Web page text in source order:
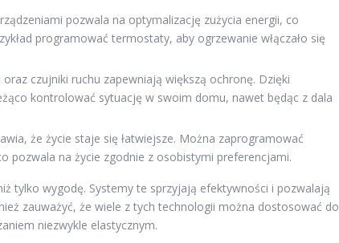
pozwala na optymalizację zużycia energii, co
programować termostaty, aby ogrzewanie włączało się
czujniki ruchu zapewniają większą ochronę. Dzięki
kontrolować sytuację w swoim domu, nawet będąc z dala
że życie staje się łatwiejsze. Można zaprogramować
pozwala na życie zgodnie z osobistymi preferencjami.
tylko wygodę. Systemy te sprzyjają efektywności i pozwalają
zauważyć, że wiele z tych technologii można dostosować do
niezwykle elastycznym.